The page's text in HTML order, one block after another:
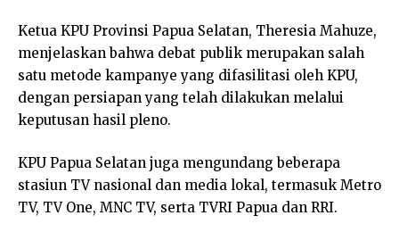
Ketua KPU Provinsi Papua Selatan, Theresia Mahuze,
menjelaskan bahwa debat publik merupakan salah
satu metode kampanye yang difasilitasi oleh KPU,
dengan persiapan yang telah dilakukan melalui
keputusan hasil pleno.
KPU Papua Selatan juga mengundang beberapa
stasiun TV nasional dan media lokal, termasuk Metro
TV, TV One, MNC TV, serta TVRI Papua dan RRI.